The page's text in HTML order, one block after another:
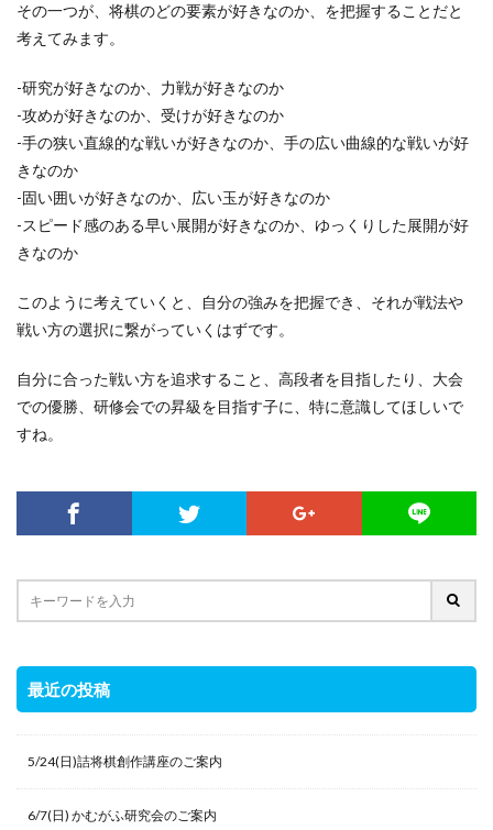
その一つが、将棋のどの要素が好きなのか、を把握することだと
考えてみます。
-研究が好きなのか、力戦が好きなのか
-攻めが好きなのか、受けが好きなのか
-手の狭い直線的な戦いが好きなのか、手の広い曲線的な戦いが好
きなのか
-固い囲いが好きなのか、広い玉が好きなのか
-スピード感のある早い展開が好きなのか、ゆっくりした展開が好
きなのか
このように考えていくと、自分の強みを把握でき、それが戦法や
戦い方の選択に繋がっていくはずです。
自分に合った戦い方を追求すること、高段者を目指したり、大会
での優勝、研修会での昇級を目指す子に、特に意識してほしいで
すね。
最近の投稿
5/24(日)詰将棋創作講座のご案内
6/7(日) かむがふ研究会のご案内